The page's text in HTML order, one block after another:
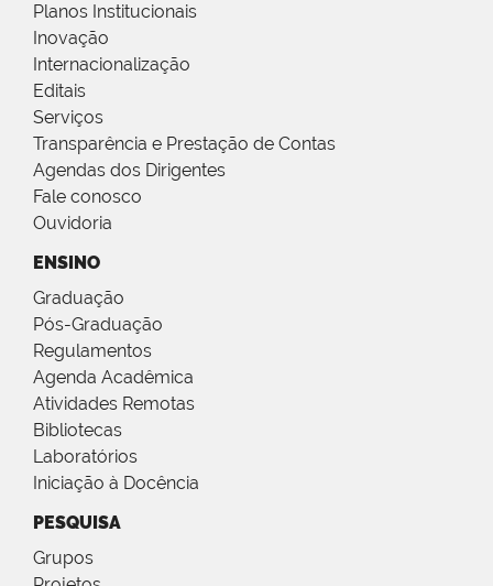
Planos Institucionais
Inovação
Internacionalização
Editais
Serviços
Transparência e Prestação de Contas
Agendas dos Dirigentes
Fale conosco
Ouvidoria
ENSINO
Graduação
Pós-Graduação
Regulamentos
Agenda Acadêmica
Atividades Remotas
Bibliotecas
Laboratórios
Iniciação à Docência
PESQUISA
Grupos